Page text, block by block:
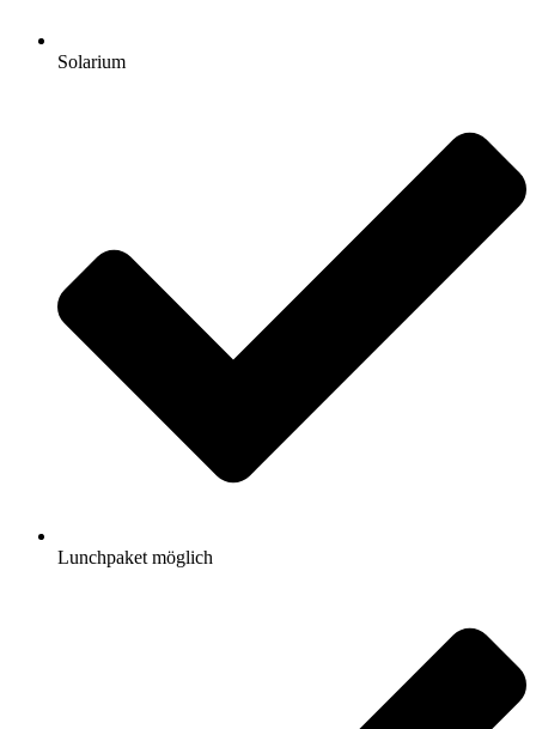
Solarium
Lunchpaket möglich